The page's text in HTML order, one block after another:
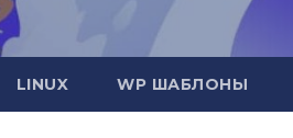
LINUX WP ШАБЛОНЫ